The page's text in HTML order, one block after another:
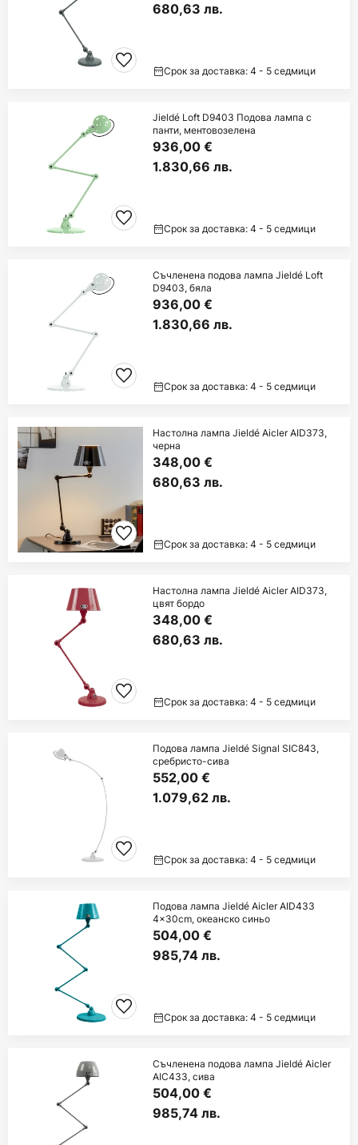
680,63 лв.
Срок за доставка: 4 - 5 седмици
Jieldé Loft D9403 Подова лампа с
панти, ментовозелена
936,00 €
1.830,66 лв.
Срок за доставка: 4 - 5 седмици
Съчленена подова лампа Jieldé Loft
D9403, бяла
936,00 €
1.830,66 лв.
Срок за доставка: 4 - 5 седмици
Настолна лампа Jieldé Aicler AID373,
черна
348,00 €
680,63 лв.
Срок за доставка: 4 - 5 седмици
Настолна лампа Jieldé Aicler AID373,
цвят бордо
348,00 €
680,63 лв.
Срок за доставка: 4 - 5 седмици
Подова лампа Jieldé Signal SIC843,
сребристо-сива
552,00 €
1.079,62 лв.
Срок за доставка: 4 - 5 седмици
Подова лампа Jieldé Aicler AID433
4x30cm, океанско синьо
504,00 €
985,74 лв.
Срок за доставка: 4 - 5 седмици
Съчленена подова лампа Jieldé Aicler
AIC433, сива
504,00 €
985,74 лв.